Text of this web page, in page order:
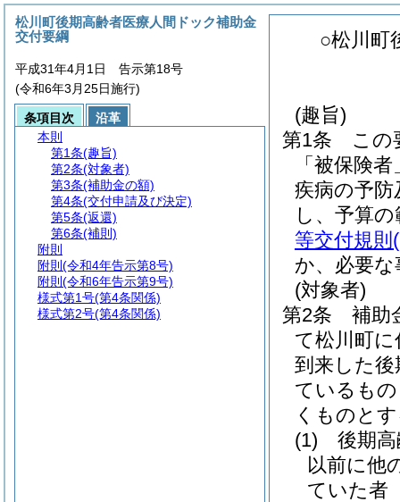
○松川町
(趣旨)
第1条
この
「被保険
疾病の予
し、予算
等交付規則
か、必要
(対象者)
第2条
補助
て松川町
到来した後
ているも
くものと
(1)
後期
以前に他
ていた者
松川町後期高齢者医療人間ドック補助金
交付要綱
平成31年4月1日 告示第18号
(令和6年3月25日施行)
条項目次
沿革
本則
第1条(趣旨)
第2条(対象者)
第3条(補助金の額)
第4条(交付申請及び決定)
第5条(返還)
第6条(補則)
附則
附則 (令和4年告示第8号)
附則 (令和6年告示第9号)
様式第1号(第4条関係)
様式第2号(第4条関係)